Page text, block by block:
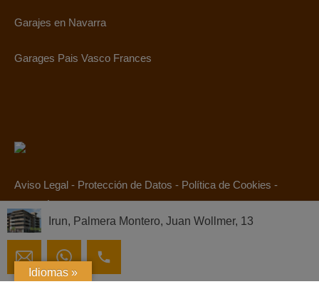
Garajes en Navarra
Garages Pais Vasco Frances
Aviso Legal - Protección de Datos - Política de Cookies -
Canal Ético
© 2019. Todos los derechos reservados.
Idiomas »
Irun, Palmera Montero, Juan Wollmer, 13